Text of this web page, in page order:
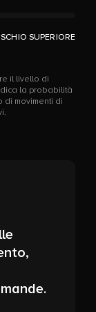
SUPERIORE
il livello di
la probabilità
di movimenti di